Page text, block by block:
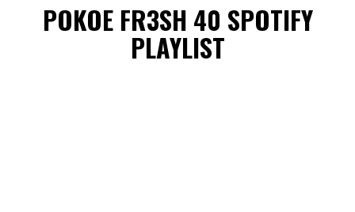
POKOE FR3SH 40 SPOTIFY
PLAYLIST